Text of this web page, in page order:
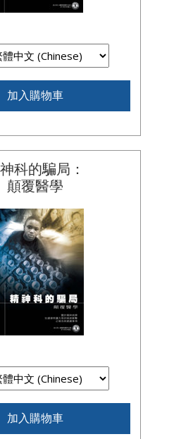
加入購物車
科的騙局：
顛覆醫學
加入購物車